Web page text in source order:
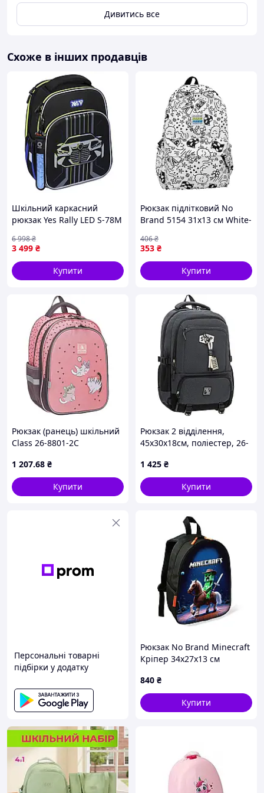
Дивитись все
Схоже в інших продавців
Шкільний каркасний
рюкзак Yes Rally LED S-78M
хлопчика, формат A4, LED-
брелок, 18,7 л 38×29×17 см
3 499 ₴
6 998₴
Купити
Рюкзак підлітковий No
Brand 5154 31х13 см White-
2026
353 ₴
406₴
Купити
Рюкзак (ранець) шкільний
Class 26-8801-2C
1 207.68 ₴
Купити
Рюкзак 2 відділення,
45x30x18см, поліестер, 26-
1 425 ₴
Купити
Персональні товарні
підбірки у додатку
Рюкзак No Brand Minecraft
Кріпер 34х27х13 см
2025
840 ₴
Купити